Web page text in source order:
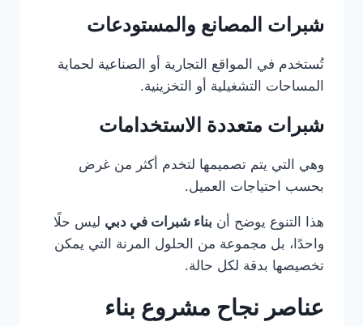
شبرات المصانع والمستودعات
تُستخدم في المواقع التجارية أو الصناعية لحماية
المساحات التشغيلية أو التخزينية.
شبرات متعددة الاستخدامات
وهي التي يتم تصميمها لتخدم أكثر من غرض
بحسب احتياجات العميل.
هذا التنوع يوضح أن بناء شبرات في دبي ليس حلًا
واحدًا، بل مجموعة من الحلول المرنة التي يمكن
تخصيصها بدقة لكل حالة.
عناصر نجاح مشروع بناء